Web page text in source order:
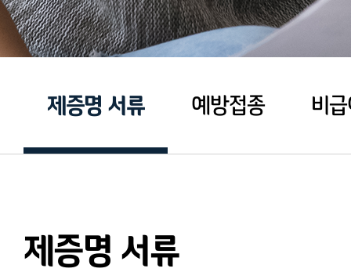
제증명 서류 예방접종 비
제증명 서류